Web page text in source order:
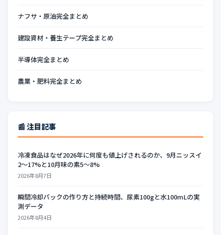
ナフサ・原油完全まとめ
建設資材・養生テープ完全まとめ
半導体完全まとめ
農業・肥料完全まとめ
📰 注目記事
冷凍食品はなぜ2026年に何度も値上げされるのか、9月ニッスイ
2〜17%と10月味の素5〜8%
2026年8月7日
瞬間冷却パックの作り方と持続時間、尿素100gと水100mLの実
測データ
2026年8月4日